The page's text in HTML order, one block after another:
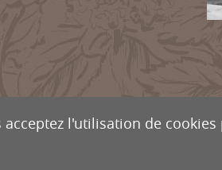
l'utilisation de